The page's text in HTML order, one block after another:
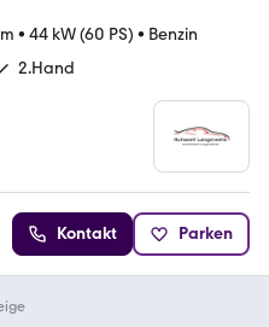
• 44 kW (60 PS) • Benzin
2.Hand
Kontakt Parken